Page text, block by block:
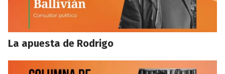
La apuesta de Rodrigo